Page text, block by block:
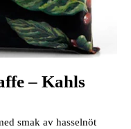
– Kahls
smak av hasselnöt